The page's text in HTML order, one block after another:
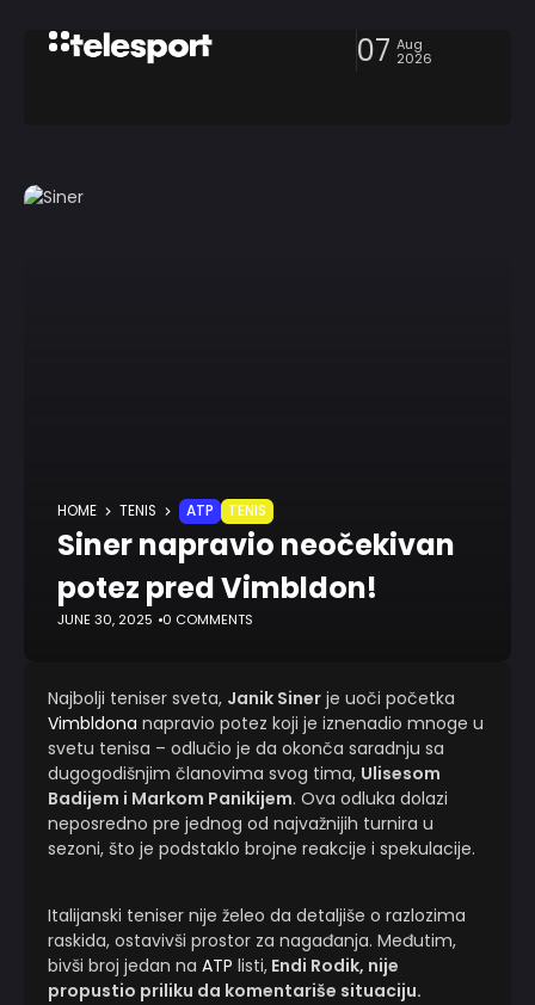
07 Aug
2026
HOME TENIS ATP TENIS
Siner napravio neočekivan
potez pred Vimbldon!
JUNE 30, 2025 0 COMMENTS
Najbolji teniser sveta, Janik Siner je uoči početka
Vimbldona napravio potez koji je iznenadio mnoge u
svetu tenisa – odlučio je da okonča saradnju sa
dugogodišnjim članovima svog tima, Ulisesom
Badijem i Markom Panikijem. Ova odluka dolazi
neposredno pre jednog od najvažnijih turnira u
sezoni, što je podstaklo brojne reakcije i spekulacije.
Italijanski teniser nije želeo da detaljiše o razlozima
raskida, ostavivši prostor za nagađanja. Međutim,
bivši broj jedan na ATP listi, Endi Rodik, nije
propustio priliku da komentariše situaciju.